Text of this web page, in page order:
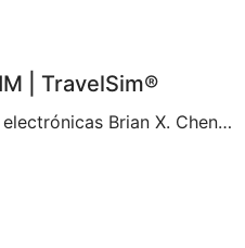
| TravelSim®
La nueva era de la conectividad con las tarjetas SIM electrónicas Brian X. Chen, redactor jefe de tecnología de consumo de The New York Times, afirma que no pasará mucho tiempo antes de que «la tarjeta SIM física deje de existir«. Parece ser que esto se debe a la decisión de Apple de eliminar la […]